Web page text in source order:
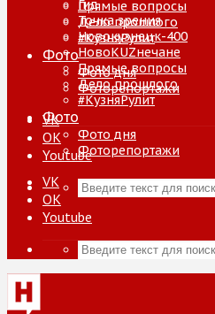
Прямые вопросы
Дело прошлого
#КузняРулит
Фото
Фото дня
Фоторепортажи
VK
ОК
Youtube
Гид
Точка зрения
Новокузнецк-400
НовоKUZнечане
Прямые вопросы
Дело прошлого
#КузняРулит
Фото
Фото дня
Фоторепортажи
VK
ОК
Youtube